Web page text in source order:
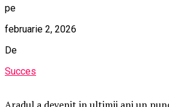
pe
februarie 2, 2026
De
Succes